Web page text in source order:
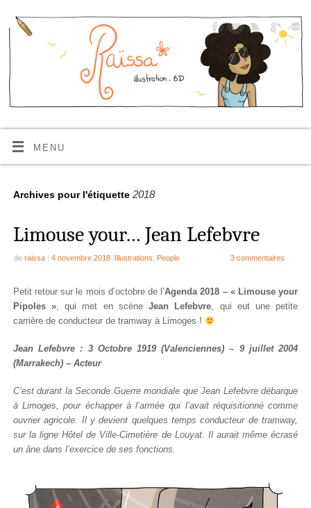
MENU
Archives pour l'étiquette 2018
Limouse your… Jean Lefebvre
de raissa | 4 novembre 2018 |Illustrations People 3 commentaires
Petit retour sur le mois d’octobre de l’Agenda 2018 – « Limouseyour
Pipoles », qui met en scèneJean Lefebvre, qui eut une petite
carrière de conducteur de tramway à Limoges !
Jean Lefebvre : 3 Octobre 1919 (Valenciennes) – 9 juillet 2004
(Marrakech) – Acteur
C’est durant la Seconde Guerre mondiale que Jean Lefebvre débarque
à Limoges, pour échapper à l’armée qui l’avait réquisitionné comme
ouvrier agricole. Il y devient quelques temps conducteur de tramway,
sur la ligne Hôtel de Ville-Cimetière de Louyat. Il aurait même écrasé
un âne dans l’exercice de ses fonctions.